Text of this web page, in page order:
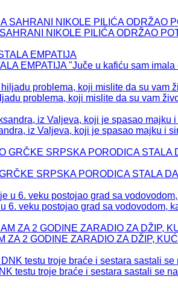
NIKOLE PILIĆA ODRŽAO
EMPATIJA "Juče u kafiću sam
problema, koji mislite da su vam
iz Valjeva, koji je spasao majku i
SRPSKA PORODICA STALA
6. veku postojao grad sa vodovodom,
ZA 2 GODINE ZARADIO ZA DŽIP,
testu troje braće i sestara sastali se